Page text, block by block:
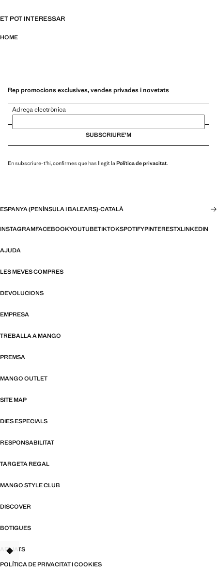
ET POT INTERESSAR
HOME
Rep promocions exclusives, vendes privades i novetats
Adreça electrònica
SUBSCRIURE'M
En subscriure-t'hi, confirmes que has llegit la Política de privacitat.
ESPANYA (PENÍNSULA I BALEARS)·CATALÀ
INSTAGRAMFACEBOOKYOUTUBETIKTOKSPOTIFYPINTERESTXLINKEDIN
AJUDA
LES MEVES COMPRES
DEVOLUCIONS
EMPRESA
TREBALLA A MANGO
PREMSA
MANGO OUTLET
SITE MAP
DIES ESPECIALS
RESPONSABILITAT
TARGETA REGAL
MANGO STYLE CLUB
DISCOVER
BOTIGUES
AFILIATS
POLÍTICA DE PRIVACITAT I COOKIES